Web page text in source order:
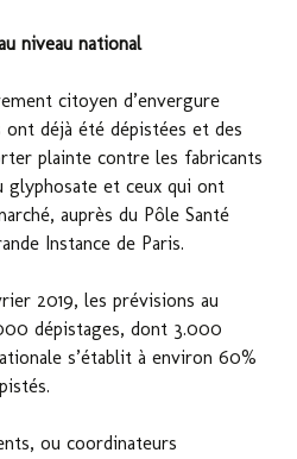
niveau national
citoyen d’envergure
ont déjà été dépistées et des
plainte contre les fabricants
glyphosate et ceux qui ont
auprès du Pôle Santé
Instance de Paris.
2019, les prévisions au
dépistages, dont 3.000
s’établit à environ 60%
ou coordinateurs